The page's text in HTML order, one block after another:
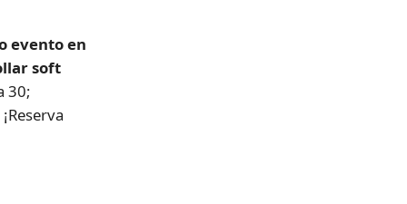
evento en
soft
30;